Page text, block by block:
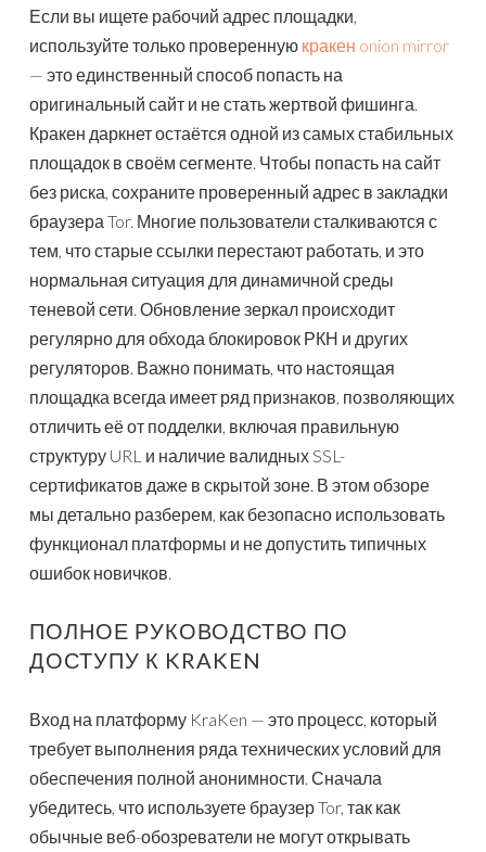
Если вы ищете рабочий адрес площадки,
используйте только проверенную кракен onion mirror
— это единственный способ попасть на
оригинальный сайт и не стать жертвой фишинга.
Кракен даркнет остаётся одной из самых стабильных
площадок в своём сегменте. Чтобы попасть на сайт
без риска, сохраните проверенный адрес в закладки
браузера Tor. Многие пользователи сталкиваются с
тем, что старые ссылки перестают работать, и это
нормальная ситуация для динамичной среды
теневой сети. Обновление зеркал происходит
регулярно для обхода блокировок РКН и других
регуляторов. Важно понимать, что настоящая
площадка всегда имеет ряд признаков, позволяющих
отличить её от подделки, включая правильную
структуру URL и наличие валидных SSL-
сертификатов даже в скрытой зоне. В этом обзоре
мы детально разберем, как безопасно использовать
функционал платформы и не допустить типичных
ошибок новичков.
ПОЛНОЕ РУКОВОДСТВО ПО
ДОСТУПУ К KRAKEN
Вход на платформу KraKen — это процесс, который
требует выполнения ряда технических условий для
обеспечения полной анонимности. Сначала
убедитесь, что используете браузер Tor, так как
обычные веб-обозреватели не могут открывать